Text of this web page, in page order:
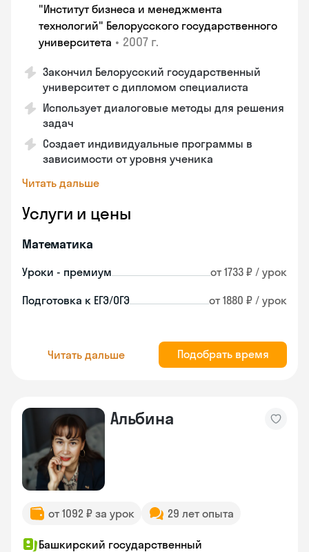
"Институт бизнеса и менеджмента
технологий" Белорусского государственного
университета • 2007 г.
Закончил Белорусский государственный
университет с дипломом специалиста
Использует диалоговые методы для решения
задач
Создает индивидуальные программы в
зависимости от уровня ученика
Читать дальше
Услуги и цены
Математика
Уроки - премиум от 1733 ₽ / урок
Подготовка к ЕГЭ/ОГЭ от 1880 ₽ / урок
Читать дальше Подобрать время
Альбина
от 1092 ₽ за урок 29 лет опыта
Башкирский государственный